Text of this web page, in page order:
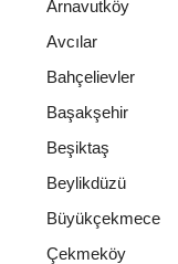
Arnavutköy
Avcılar
Bahçelievler
Başakşehir
Beşiktaş
Beylikdüzü
Büyükçekmece
Çekmeköy